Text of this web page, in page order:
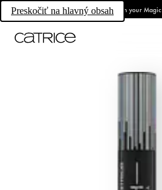
Preskočiť na hlavný obsahOwn your Magic